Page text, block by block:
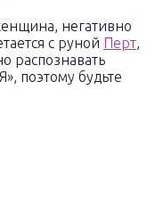
негативно
с руной Перт,
распознавать
поэтому будьте